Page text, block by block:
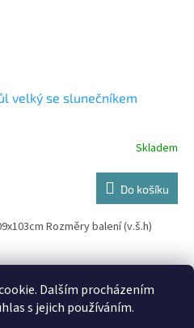
Dalším procházením
s jejich používáním.
velký se slunečníkem
Skladem
Do košíku
Rozměry balení (v.š.h)
O
v